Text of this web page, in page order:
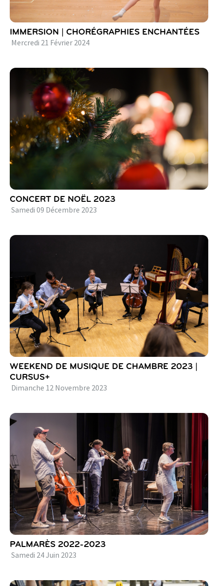
IMMERSION | CHORÉGRAPHIES ENCHANTÉES
Mercredi 21 Février 2024
CONCERT DE NOËL 2023
Samedi 09 Décembre 2023
WEEKEND DE MUSIQUE DE CHAMBRE 2023 |
CURSUS+
Dimanche 12 Novembre 2023
PALMARÈS 2022-2023
Samedi 24Juin 2023